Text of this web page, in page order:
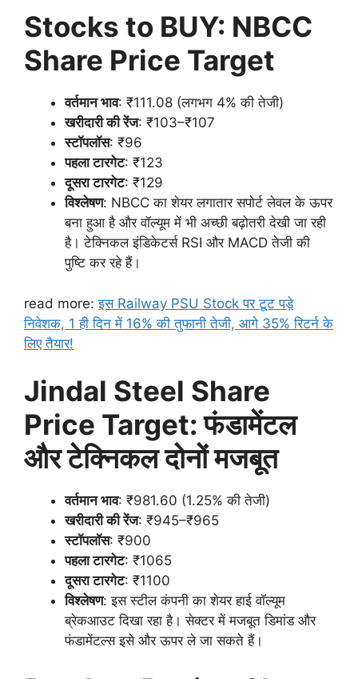
Stocks to BUY: NBCC
Share Price Target
वर्तमान भाव: ₹111.08 (लगभग 4% की तेजी)
खरीदारी की रेंज: ₹103–₹107
स्टॉपलॉस: ₹96
पहला टारगेट: ₹123
दूसरा टारगेट: ₹129
विश्लेषण: NBCC का शेयर लगातार सपोर्ट लेवल के ऊपर
बना हुआ है और वॉल्यूम में भी अच्छी बढ़ोतरी देखी जा रही
है। टेक्निकल इंडिकेटर्स RSI और MACD तेजी की
पुष्टि कर रहे हैं।
read more:इस Railway PSU Stock पर टूट पड़े
निवेशक, 1 ही दिन में 16% की तुफानी तेजी, आगे 35% रिटर्न के
लिए तैयार!
Jindal Steel Share
Price Target: फंडामेंटल
और टेक्निकल दोनों मजबूत
वर्तमान भाव: ₹981.60 (1.25% की तेजी)
खरीदारी की रेंज: ₹945–₹965
स्टॉपलॉस: ₹900
पहला टारगेट: ₹1065
दूसरा टारगेट: ₹1100
विश्लेषण: इस स्टील कंपनी का शेयर हाई वॉल्यूम
ब्रेकआउट दिखा रहा है। सेक्टर में मजबूत डिमांड और
फंडामेंटल्स इसे और ऊपर ले जा सकते हैं।